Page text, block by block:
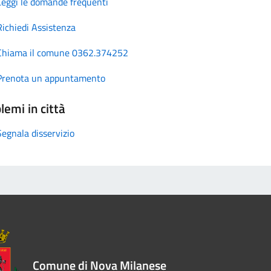
Assistenza
il comune 0362.374252
un appuntamento
in città
disservizio
Comune di Nova Milanese